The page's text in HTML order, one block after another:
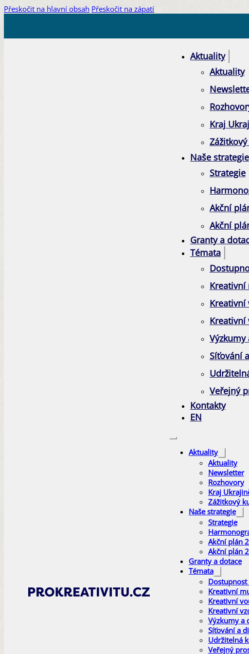
Přeskočit na hlavní obsah Přeskočit na zápatí
Aktuality
Aktuality
Kraj
Naše strategie
Strategie
Akční
Akční
Granty a
Témata
Kreativní
Kreativní
Kreativní
Výzkumy
Síťování
Veřejný
Kontakty
EN
Aktuality
Aktuality
Newsletter
Rozhovory
Kraj
Zážitkový
Naše strategie
Strategie
Akční plán
Akční plán
Granty a dotace
Témata
Kreativní
Kreativní
Kreativní
Výzkumy a
Síťování a
Udržitelná
Veřejný